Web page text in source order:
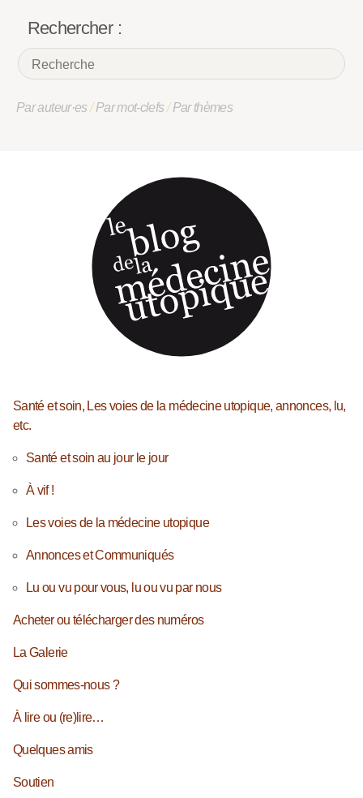
Rechercher :
Par auteur·es/Par mot-clefs/Par thèmes
Santé et soin, Les voies de la médecine utopique, annonces, lu,
etc.
Santé et soin au jour le jour
À vif !
Les voies de la médecine utopique
Annonces et Communiqués
Lu ou vu pour vous, lu ou vu par nous
Acheter ou télécharger des numéros
La Galerie
Qui sommes-nous ?
À lire ou (re)lire…
Quelques amis
Soutien